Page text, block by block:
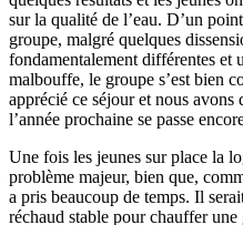
sur la qualité de l’eau. D’un
groupe, malgré quelques
fondamentalement différentes et
malbouffe, le groupe s’est bien
apprécié ce séjour et nous avons
l’année prochaine se passe
Une fois les jeunes sur place la
problème majeur, bien que,
a pris beaucoup de temps. Il
réchaud stable pour chauffer